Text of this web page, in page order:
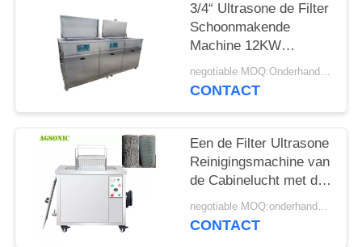
3/4“ Ultrasone de Filter
Schoonmakende
Machine 12KW
SUS304 van de
Klep99h Tijdopnemer
negotiable MOQ:Onderhandeling
CONTACT
Een de Filter Ultrasone
Reinigingsmachine van
de Cabinelucht met de
Wijze van het
Frequentiebereik
negotiable MOQ:onderhandelingen
CONTACT